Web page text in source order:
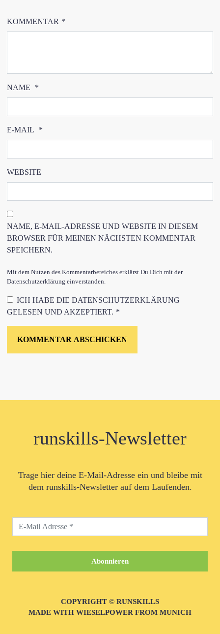
KOMMENTAR *
NAME *
E-MAIL *
WEBSITE
NAME, E-MAIL-ADRESSE UND WEBSITE IN DIESEM
BROWSER FÜR MEINEN NÄCHSTEN KOMMENTAR
SPEICHERN.
Mit dem Nutzen des Kommentarbereiches erklärst Du Dich mit der
Datenschutzerklärung einverstanden.
ICH HABE DIE DATENSCHUTZERKLÄRUNG
GELESEN UND AKZEPTIERT. *
runskills-Newsletter
Trage hier deine E-Mail-Adresse ein und bleibe mit
dem runskills-Newsletter auf dem Laufenden.
COPYRIGHT © RUNSKILLS
MADE WITH WIESELPOWER FROM MUNICH